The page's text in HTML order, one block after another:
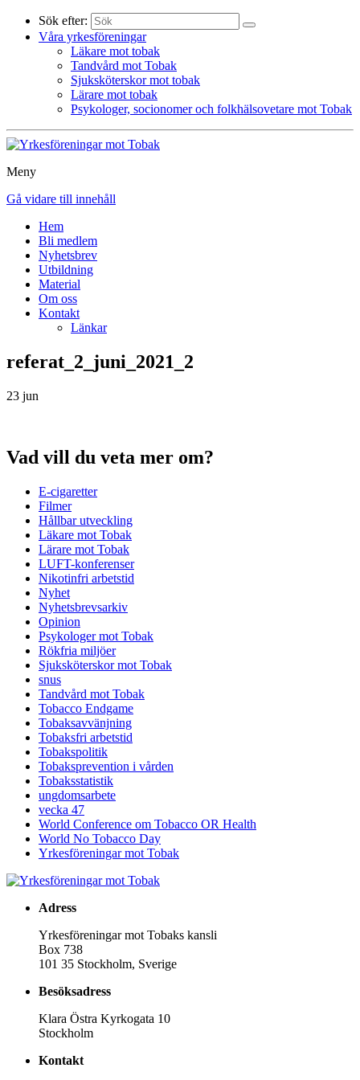
Sök efter:
Våra yrkesföreningar
Läkare mot tobak
Tandvård mot Tobak
Sjuksköterskor mot tobak
Lärare mot tobak
Psykologer, socionomer och folkhälsovetare mot Tobak
Meny
Gå vidare till innehåll
Hem
Bli medlem
Nyhetsbrev
Utbildning
Material
Om oss
Kontakt
Länkar
referat_2_juni_2021_2
23 jun
Vad vill du veta mer om?
E-cigaretter
Filmer
Hållbar utveckling
Läkare mot Tobak
Lärare mot Tobak
LUFT-konferenser
Nikotinfri arbetstid
Nyhet
Nyhetsbrevsarkiv
Opinion
Psykologer mot Tobak
Rökfria miljöer
Sjuksköterskor mot Tobak
snus
Tandvård mot Tobak
Tobacco Endgame
Tobaksavvänjning
Tobaksfri arbetstid
Tobakspolitik
Tobaksprevention i vården
Tobaksstatistik
ungdomsarbete
vecka 47
World Conference om Tobacco OR Health
World No Tobacco Day
Yrkesföreningar mot Tobak
Adress
Yrkesföreningar mot Tobaks kansli
Box 738
101 35 Stockholm, Sverige
Besöksadress
Klara Östra Kyrkogata 10
Stockholm
Kontakt